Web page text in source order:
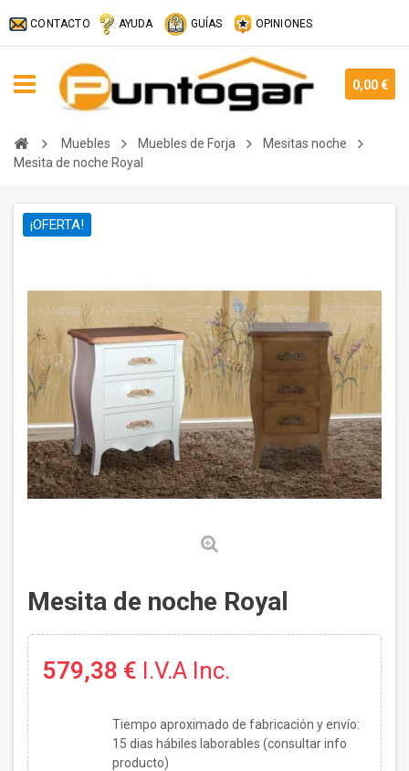
CONTACTO AYUDA GUÍAS OPINIONES
0,00 €
Muebles Muebles de Forja
Mesitas noche
Mesita de noche Royal
¡OFERTA!
Mesita de noche Royal
579,38 € I.V.A Inc.
Tiempo aproximado de fabricación y envío:
15 dias hábiles laborables (consultar info
producto)